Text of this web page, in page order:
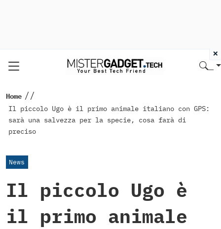
Home //
Il piccolo Ugo è il primo animale italiano con GPS:
sarà una salvezza per la specie, cosa farà di
preciso
News
Il piccolo Ugo è
il primo animale
×